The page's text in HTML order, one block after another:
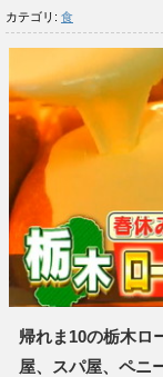
カテゴリ: 食
帰れま10の栃木ロ
屋、スパ屋、ペニ